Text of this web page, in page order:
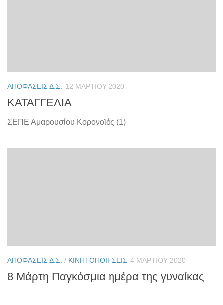
ΑΠΟΦΆΣΕΙΣ Δ.Σ. 12 ΜΑΡΤΊΟΥ 2020
ΚΑΤΑΓΓΕΛΙΑ
ΣΕΠΕ Αμαρουσίου Κορονοϊός (1)
ΑΠΟΦΆΣΕΙΣ Δ.Σ. / ΚΙΝΗΤΟΠΟΙΉΣΕΙΣ 4 ΜΑΡΤΊΟΥ 2020
8 Μάρτη Παγκόσμια ημέρα της γυναίκας